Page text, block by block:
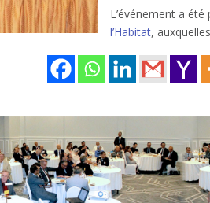
L’événement a
l’Habitat,